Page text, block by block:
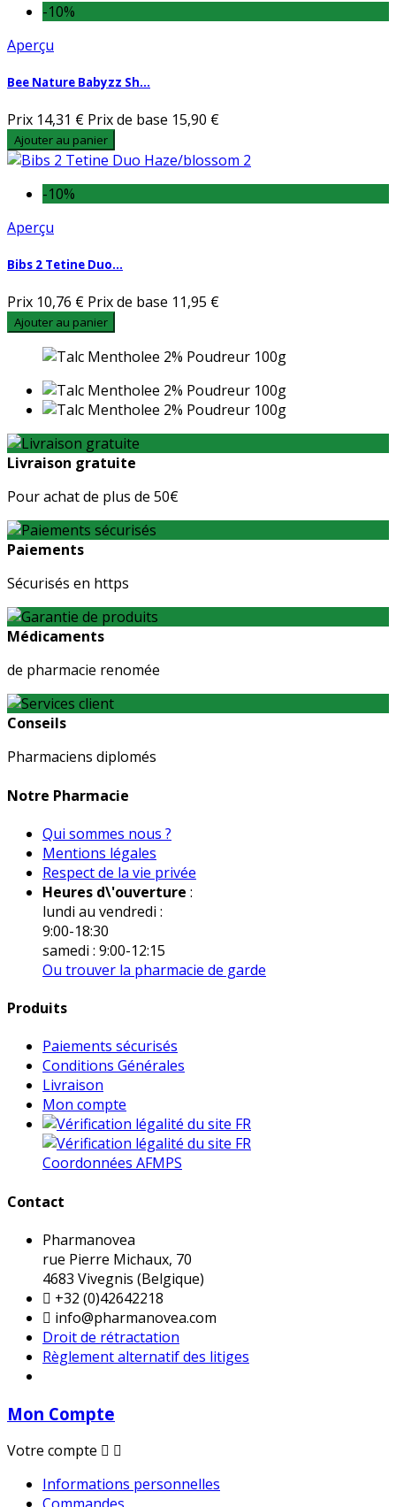
-10%
Aperçu
Bee Nature Babyzz Sh...
Prix 14,31 € Prix de base 15,90 €
Ajouter au panier
-10%
Aperçu
Bibs 2 Tetine Duo...
Prix 10,76 € Prix de base 11,95 €
Ajouter au panier
Livraison gratuite
Pour achat de plus de 50€
Paiements
Sécurisés en https
Médicaments
de pharmacie renomée
Conseils
Pharmaciens diplomés
Notre Pharmacie
Qui sommes nous ?
Mentions légales
Respect de la vie privée
Heures d\'ouverture :
lundi au vendredi :
9:00-18:30
samedi : 9:00-12:15
Ou trouver la pharmacie de garde
Produits
Paiements sécurisés
Conditions Générales
Livraison
Mon compte
Coordonnées AFMPS
Contact
Pharmanovea
rue Pierre Michaux, 70
4683 Vivegnis (Belgique)
 +32 (0)42642218
 info@pharmanovea.com
Droit de rétractation
Règlement alternatif des litiges
Mon Compte
Votre compte  
Informations personnelles